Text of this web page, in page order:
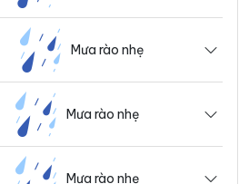
Mưa rào nhẹ
Mưa rào nhẹ
Mưa rào nhẹ